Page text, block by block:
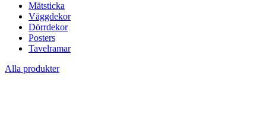
Mätsticka
Väggdekor
Dörrdekor
Posters
Tavelramar
Alla produkter